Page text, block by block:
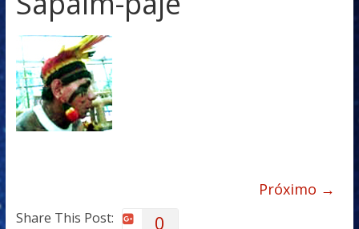
Próximo →
Share This Post: 0